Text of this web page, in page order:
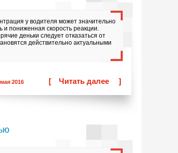
у водителя может значительно
и пониженная скорость реакции.
деньки следует отказаться от
действительно актуальными
2016 [ Читать далее ]